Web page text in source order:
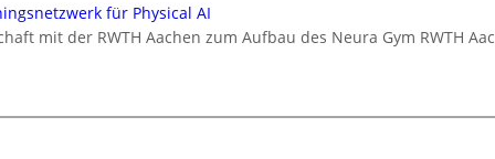
für Physical AI
mit der RWTH Aachen zum Aufbau des Neura Gym RWTH